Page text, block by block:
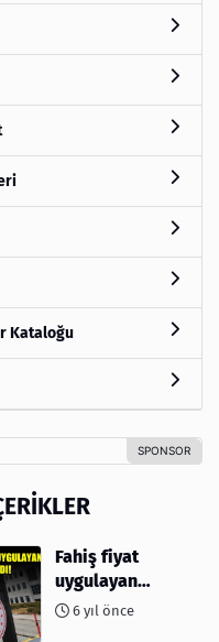
Kataloğu
Fahiş fiyat
uygulayan
firmalar açıklandı
6 yıl önce